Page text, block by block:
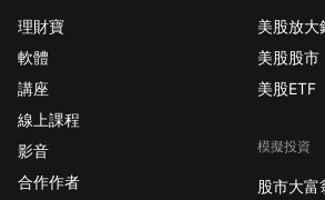
理財寶
軟體
講座
線上課程
影音
合作作者
美股放大
美股股市
美股ETF
模擬投資
股市大富